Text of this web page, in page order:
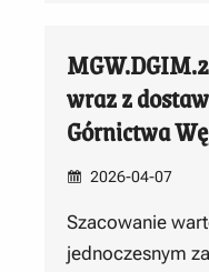
wraz z
Górnictwa
2026-04-07
Szacowanie
jednoczesnym